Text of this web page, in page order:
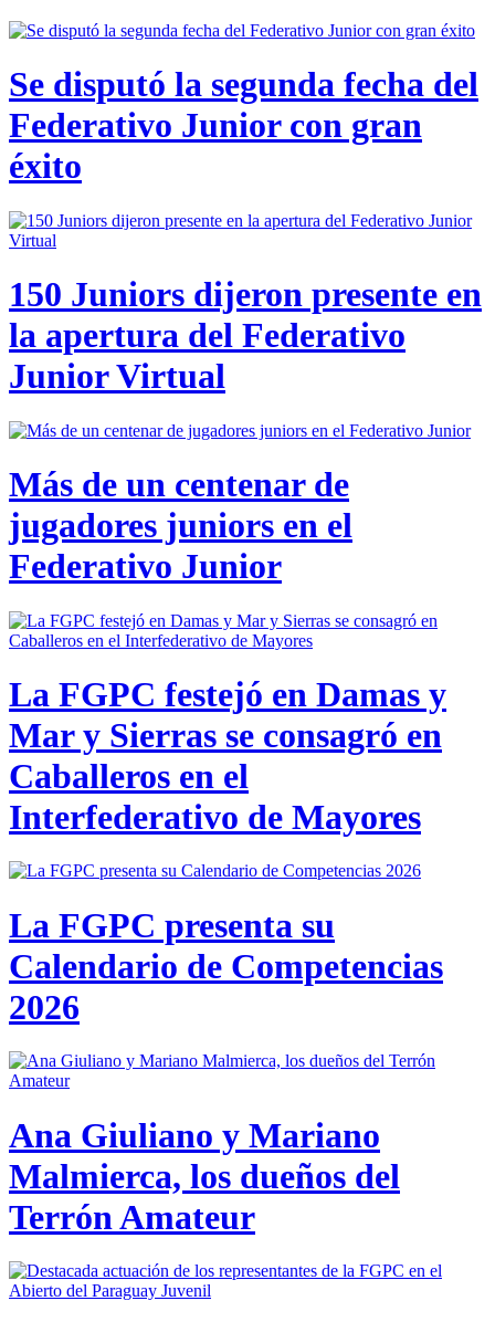
Se disputó la segunda fecha del
Federativo Junior con gran
éxito
150 Juniors dijeron presente en
la apertura del Federativo
Junior Virtual
Más de un centenar de
jugadores juniors en el
Federativo Junior
La FGPC festejó en Damas y
Mar y Sierras se consagró en
Caballeros en el
Interfederativo de Mayores
La FGPC presenta su
Calendario de Competencias
2026
Ana Giuliano y Mariano
Malmierca, los dueños del
Terrón Amateur